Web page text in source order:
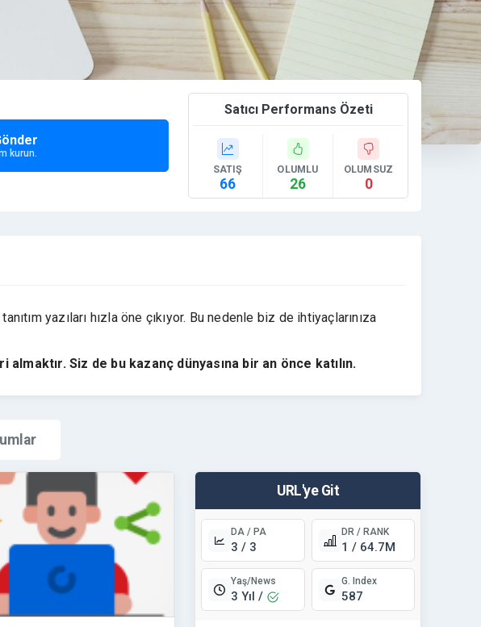
kurun.
Satıcı Performans Özeti
SATIŞ
66
OLUMLU
26
OLUMSUZ
0
yazıları hızla öne çıkıyor. Bu nedenle biz de ihtiyaçlarınıza
Siz de bu kazanç dünyasına bir an önce katılın.
URL'ye Git
DA / PA
3 / 3
DR / RANK
1 / 64.7M
Yaş/News
3 Yıl /
G. Index
587